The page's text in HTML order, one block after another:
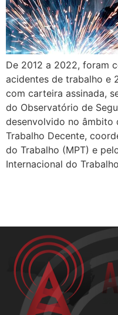
De 2012 a 2022, foram
acidentes de trabalho e
com carteira assinada,
do Observatório de
desenvolvido no âmbito
Trabalho Decente,
do Trabalho (MPT) e
Internacional do